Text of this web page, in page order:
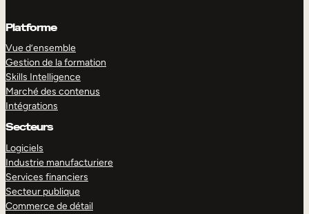
Platforme
Vue d’ensemble
Gestion de la formation
Skills Intelligence
Marché des contenus
Intégrations
Secteurs
Logiciels
Industrie manufacturiere
Services financiers
Secteur publique
Commerce de détail